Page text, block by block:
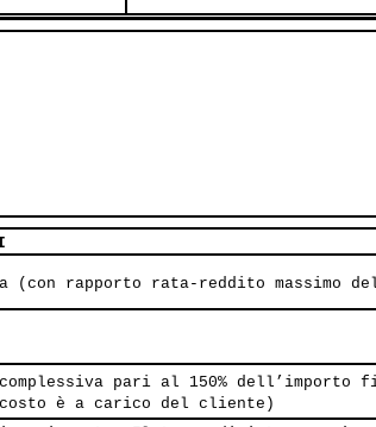
rapporto rata-reddito massimo del
pari al 150%
è a carico del cliente)